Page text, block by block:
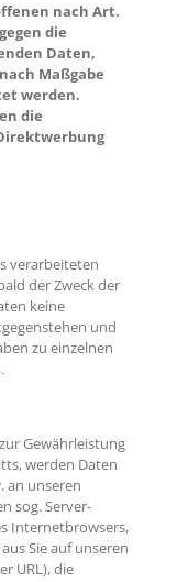
nach Art.
die
Daten,
Maßgabe
werden.
die
verarbeiteten
der Zweck der
keine
und
zu einzelnen
Gewährleistung
werden Daten
an unseren
sog. Server-
Internetbrowsers,
Sie auf unseren
URL), die